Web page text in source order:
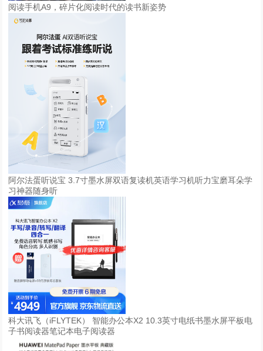
阅读手机A9，碎片化阅读时代的读书新姿势
阿尔法蛋听说宝 3.7寸墨水屏双语复读机英语学习机听力宝磨耳朵学
习神器随身听
科大讯飞（iFLYTEK） 智能办公本X2 10.3英寸电纸书墨水屏平板电
子书阅读器笔记本电子阅读器